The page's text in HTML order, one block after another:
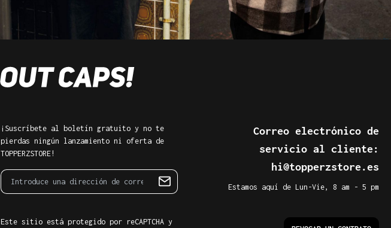
¡Suscríbete al boletín gratuito y no te
pierdas ningún lanzamiento ni oferta de
TOPPERZSTORE!
Este sitio está protegido por reCAPTCHA y
Correo electrónico de
servicio al cliente:
hi@topperzstore.es
Estamos aquí de Lun-Vie, 8 am - 5 pm